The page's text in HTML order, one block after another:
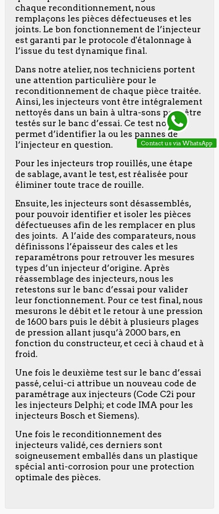
chaque reconditionnement, nous
remplaçons les pièces défectueuses et les
joints. Le bon fonctionnement de l’injecteur
est garanti par le protocole d'étalonnage à
l’issue du test dynamique final.
Dans notre atelier, nos techniciens portent
une attention particulière pour le
reconditionnement de chaque pièce traitée.
Ainsi, les injecteurs vont être intégralement
nettoyés dans un bain à ultra-sons pour être
testés sur le banc d’essai. Ce test nous
permet d’identifier la ou les pannes de
l’injecteur en question.
Pour les injecteurs trop rouillés, une étape
de sablage, avant le test, est réalisée pour
éliminer toute trace de rouille.
Ensuite, les injecteurs sont désassemblés,
pour pouvoir identifier et isoler les pièces
défectueuses afin de les remplacer en plus
des joints. A l’aide des comparateurs, nous
définissons l’épaisseur des cales et les
reparamétrons pour retrouver les mesures
types d’un injecteur d’origine. Après
réassemblage des injecteurs, nous les
retestons sur le banc d’essai pour valider
leur fonctionnement. Pour ce test final, nous
mesurons le débit et le retour à une pression
de 1600 bars puis le débit à plusieurs plages
de pression allant jusqu’à 2000 bars, en
fonction du constructeur, et ceci à chaud et à
froid.
Une fois le deuxième test sur le banc d’essai
passé, celui-ci attribue un nouveau code de
paramétrage aux injecteurs (Code C2i pour
les injecteurs Delphi; et code IMA pour les
injecteurs Bosch et Siemens).
Une fois le reconditionnement des
injecteurs validé, ces derniers sont
soigneusement emballés dans un plastique
spécial anti-corrosion pour une protection
optimale des pièces.
Contact us via WhatsApp